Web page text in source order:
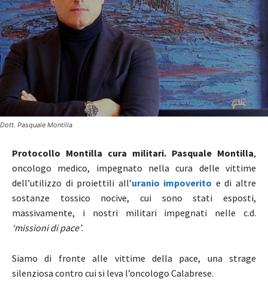
Dott. Pasquale Montilla
Protocollo Montilla cura militari. Pasquale Montilla,
oncologo medico, impegnato nella cura delle vittime
dell’utilizzo di proiettili all’uranio impoverito e di altre
sostanze tossico nocive, cui sono stati esposti,
massivamente, i nostri militari impegnati nelle c.d.
‘missioni di pace’.
Siamo di fronte alle vittime della pace, una strage
silenziosa contro cui si leva l’oncologo Calabrese.